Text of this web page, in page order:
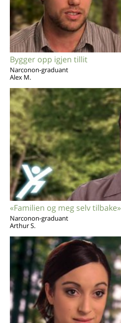
Bygger opp igjen tillit
Narconon-graduant
Alex M.
«Familien og meg selv tilbake»
Narconon-graduant
Arthur S.